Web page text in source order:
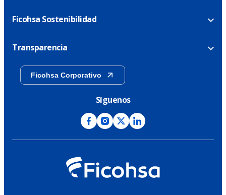
Ficohsa Sostenibilidad
Transparencia
Ficohsa Corporativo
Síguenos